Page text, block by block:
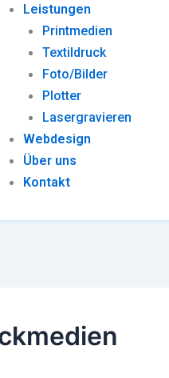
Leistungen
Printmedien
Textildruck
Foto/Bilder
Plotter
Lasergravieren
Webdesign
Über uns
Kontakt